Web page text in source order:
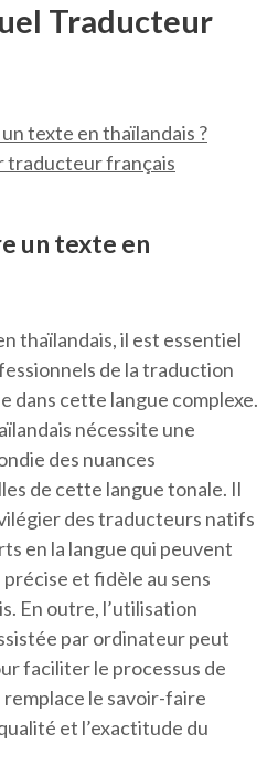
Traducteur
texte en thaïlandais ?
traducteur français
un texte en
thaïlandais, il est essentiel
de la traduction
dans cette langue complexe.
nécessite une
des nuances
de cette langue tonale. Il
des traducteurs natifs
en la langue qui peuvent
et fidèle au sens
En outre, l’utilisation
par ordinateur peut
faciliter le processus de
le savoir-faire
et l’exactitude du